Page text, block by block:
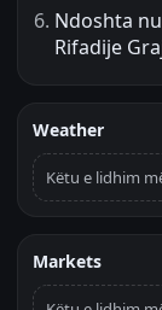
Ndoshta
Rifadije
Weather
Këtu e lidhim
Markets